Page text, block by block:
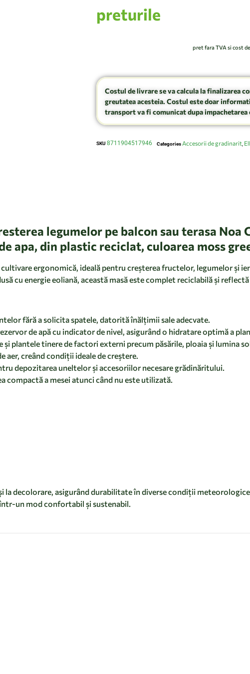
preturile
pret fara TVA si cost
Costul de livrare se va calcula la finalizarea
greutatea acesteia. Costul este doar
transport va fi comunicat dupa impachetarea
SKU 8711904517946 Categories Accesorii de gradinarit
legumelor pe balcon sau terasa Noa
apa, din plastic reciclat, culoarea moss
cultivare ergonomică, ideală pentru creșterea fructelor, legumelor și
cu energie eoliană, această masă este complet reciclabilă și
fără a solicita spatele, datorită înălțimii sale adecvate.
de apă cu indicator de nivel, asigurând o hidratare optimă a
și plantele tinere de factori externi precum păsările, ploaia și lumina
creând condiții ideale de creștere.
depozitarea uneltelor și accesoriilor necesare grădinăritului.
compactă a mesei atunci când nu este utilizată.
la decolorare, asigurând durabilitate în diverse condiții
un mod confortabil și sustenabil.